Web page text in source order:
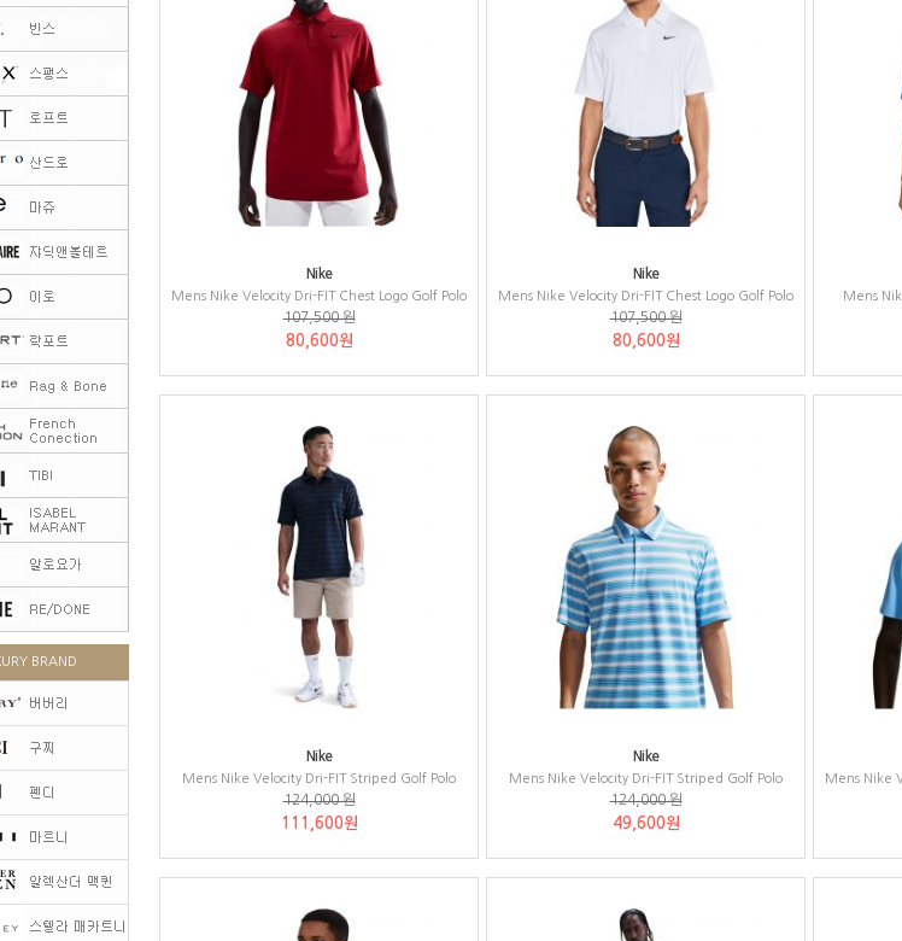
BRAND
Nike
Mens Nike Velocity Dri-FIT Chest Logo Golf Polo
107,500 원
80,600원
Nike
Mens Nike Velocity Dri-FIT Chest Logo Golf Polo
107,500 원
80,600원
Mens
Nike
Mens Nike Velocity Dri-FIT Striped Golf Polo
124,000 원
111,600원
Nike
Mens Nike Velocity Dri-FIT Striped Golf Polo
124,000 원
49,600원
Mens Nike